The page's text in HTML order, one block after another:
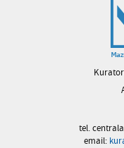
tel. centrala
email: